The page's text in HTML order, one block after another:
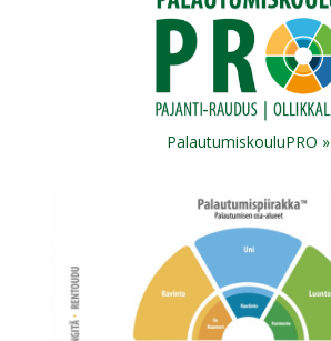
PalautumiskouluPRO »